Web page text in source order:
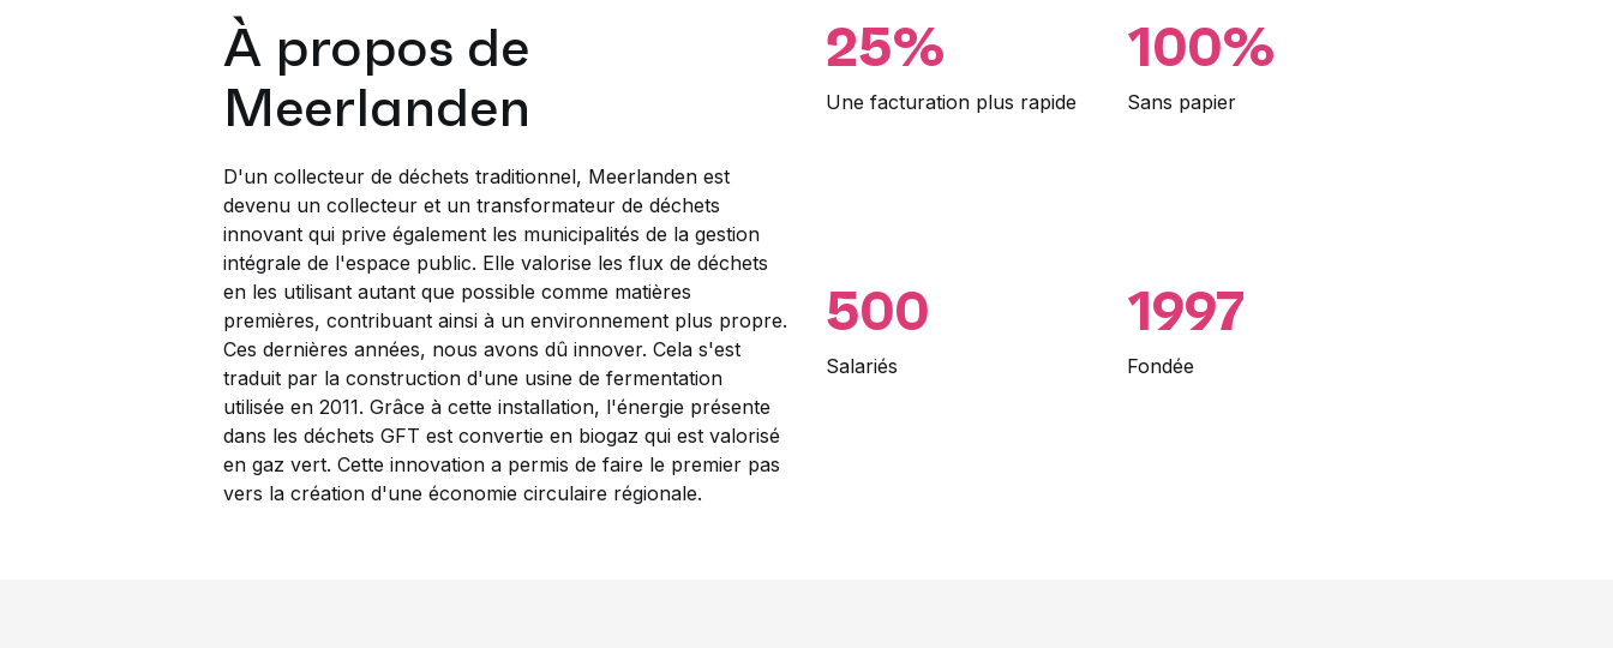
À propos de
Meerlanden
D'un collecteur de déchets traditionnel, Meerlanden est
devenu un collecteur et un transformateur de déchets
innovant qui prive également les municipalités de la gestion
intégrale de l'espace public. Elle valorise les flux de déchets
en les utilisant autant que possible comme matières
premières, contribuant ainsi à un environnement plus propre.
Ces dernières années, nous avons dû innover. Cela s'est
traduit par la construction d'une usine de fermentation
utilisée en 2011. Grâce à cette installation, l'énergie présente
dans les déchets GFT est convertie en biogaz qui est valorisé
en gaz vert. Cette innovation a permis de faire le premier pas
vers la création d'une économie circulaire régionale.
25%
Une facturation plus rapide
100%
Sans papier
500
Salariés
1997
Fondée